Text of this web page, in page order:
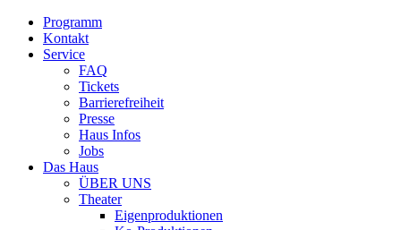
Programm
Kontakt
Service
FAQ
Tickets
Barrierefreiheit
Presse
Haus Infos
Jobs
Das Haus
ÜBER UNS
Theater
Eigenproduktionen